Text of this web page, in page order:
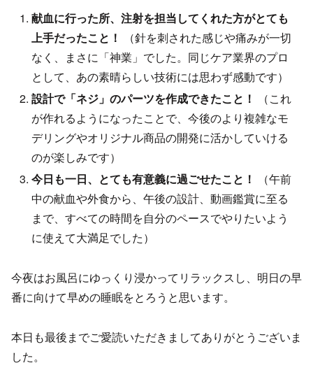
献血に行った所、注射を担当してくれた方がとても
上手だったこと！
（針を刺された感じや痛みが一切
なく、まさに「神業」でした。同じケア業界のプロ
として、あの素晴らしい技術には思わず感動です）
設計で「ネジ」のパーツを作成できたこと！
（これ
が作れるようになったことで、今後のより複雑なモ
デリングやオリジナル商品の開発に活かしていける
のが楽しみです）
今日も一日、とても有意義に過ごせたこと！
（午前
中の献血や外食から、午後の設計、動画鑑賞に至る
まで、すべての時間を自分のペースでやりたいよう
に使えて大満足でした）
今夜はお風呂にゆっくり浸かってリラックスし、明日の早
番に向けて早めの睡眠をとろうと思います。
本日も最後までご愛読いただきましてありがとうございま
した。